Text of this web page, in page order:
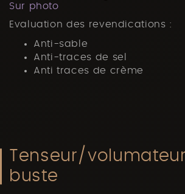
Sur photo
Evaluation des revendications :
Anti-sable
Anti-traces de sel
Anti traces de crème
Tenseur/
buste